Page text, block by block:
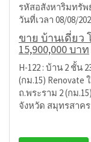
รหัสอสังหาริมทรัพย์
วันที่เวลา 08/08/
ขาย บ้านเดี่ยว
15,900,000 บาท
H-122 : บ้าน 2 ชั้น
(กม.15) Renovate
ถ.พระราม 2 (กม.15)
จังหวัด สมุทรสาค